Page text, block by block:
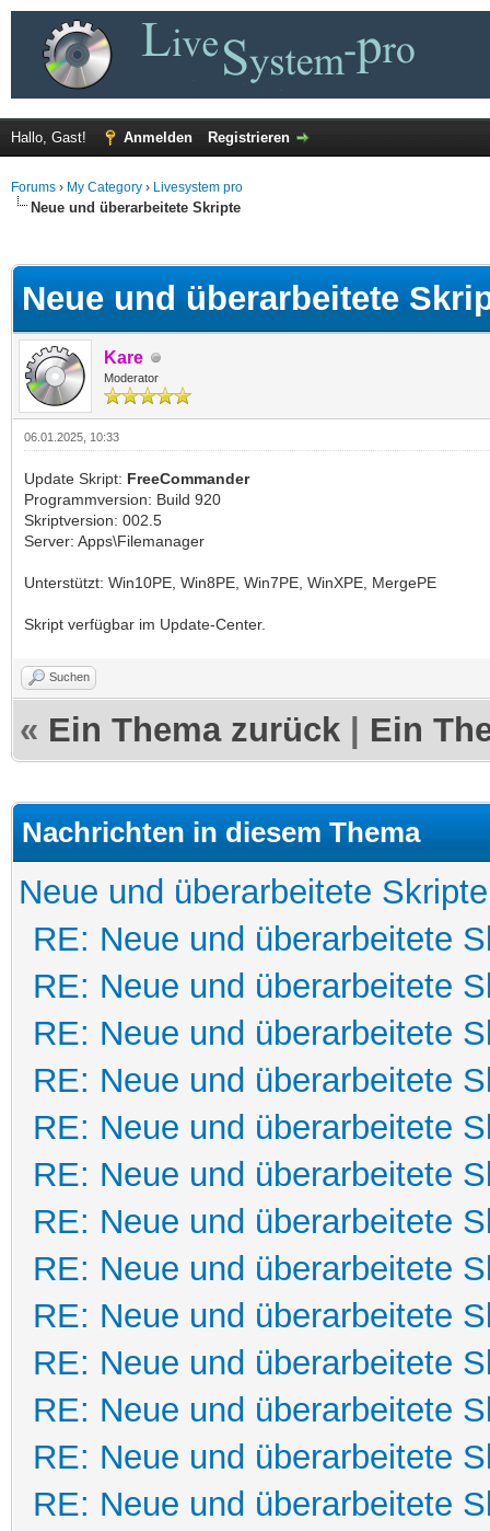
Hallo, Gast! Anmelden Registrieren
Forums › My Category › Livesystem pro
Neue und überarbeitete Skripte
Neue und überarbeitete
Kare
Moderator
06.01.2025, 10:33
Update Skript: FreeCommander
Programmversion: Build 920
Skriptversion: 002.5
Server: Apps\Filemanager
Unterstützt: Win10PE, Win8PE, Win7PE, WinXPE, MergePE
Skript verfügbar im Update-Center.
Suchen
« Ein Thema zurück Ein
Nachrichten in diesem Thema
Neue und überarbeitete Skripte
RE: Neue und überarbeitete
RE: Neue und überarbeitete
RE: Neue und überarbeitete
RE: Neue und überarbeitete
RE: Neue und überarbeitete
RE: Neue und überarbeitete
RE: Neue und überarbeitete
RE: Neue und überarbeitete
RE: Neue und überarbeitete
RE: Neue und überarbeitete
RE: Neue und überarbeitete
RE: Neue und überarbeitete
RE: Neue und überarbeitete